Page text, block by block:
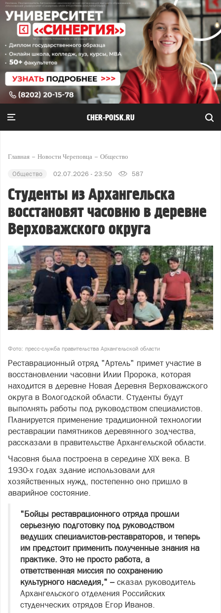
CHER-POISK.RU
Главная Новости Череповца Общество
Общество 02.07.2026 - 23:50 587
Студенты из Архангельска
восстановят часовню в деревне
Верховажского округа
Фото: пресс-служба правительства Архангельской области
Реставрационный отряд "Артель" примет участие в
восстановлении часовни Илии Пророка, которая
находится в деревне Новая Деревня Верховажского
округа в Вологодской области. Студенты будут
выполнять работы под руководством специалистов.
Планируется применение традиционной технологии
реставрации памятников деревянного зодчества,
рассказали в правительстве Архангельской области.
Часовня была построена в середине XIX века. В
1930-х годах здание использовали для
хозяйственных нужд, постепенно оно пришло в
аварийное состояние.
"Бойцы реставрационного отряда прошли
серьезную подготовку под руководством
ведущих специалистов-реставраторов, и теперь
им предстоит применить полученные знания на
практике. Это не просто работа, а
ответственная миссия по сохранению
культурного наследия," – сказал руководитель
Архангельского отделения Российских
студенческих отрядов Егор Иванов.